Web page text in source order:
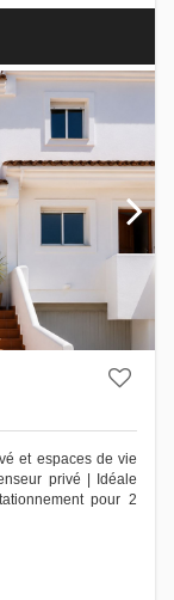
et espaces de vie
privé | Idéale
pour 2